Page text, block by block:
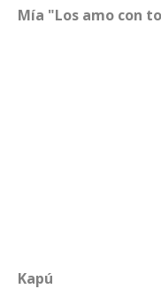
Mía "Los amo con
Kapú